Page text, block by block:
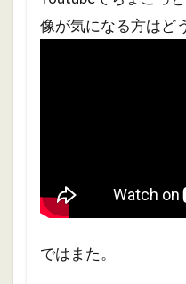
像が気になる方はど
ではまた。